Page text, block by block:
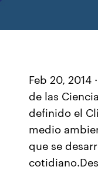
Feb 20, 2014
de las
definido el
medio
que se